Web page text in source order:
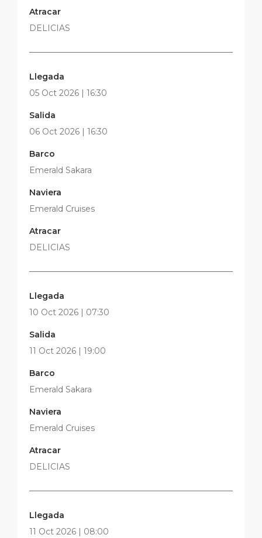
Atracar
DELICIAS
Llegada
05 Oct 2026 | 16:30
Salida
06 Oct 2026 | 16:30
Barco
Emerald Sakara
Naviera
Emerald Cruises
Atracar
DELICIAS
Llegada
10 Oct 2026 | 07:30
Salida
11 Oct 2026 | 19:00
Barco
Emerald Sakara
Naviera
Emerald Cruises
Atracar
DELICIAS
Llegada
11 Oct 2026 | 08:00